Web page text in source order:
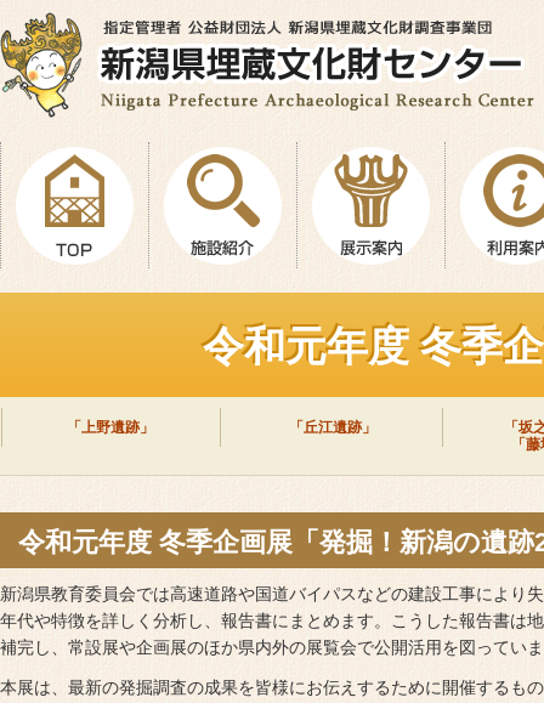
令和元年度 冬季
「上野遺跡」 「丘江遺跡」
「坂
「
令和元年度 冬季企画展「発掘！新潟の遺跡
新潟県教育委員会では高速道路や国道バイパスなどの建設工事により
年代や特徴を詳しく分析し、報告書にまとめます。こうした報告書は
補完し、常設展や企画展のほか県内外の展覧会で公開活用を図ってい
本展は、最新の発掘調査の成果を皆様にお伝えするために開催するも